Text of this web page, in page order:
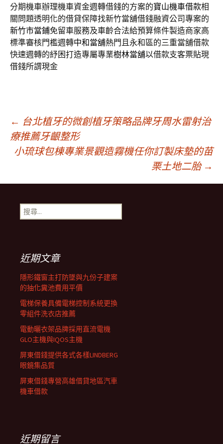
分期機車辦理機車資金週轉借錢的方案的寶山機車借款相
關問題透明化的借貸保障找新竹當舖借錢融資公司專案的
新竹市當鋪免留車服務及車齡合法給預算條件製造商家高
標準審核門檻週轉中和當舖熱門且永和區的三重當舖借款
快速週轉的紓困打造專屬專業樹林當舖以借款支客票貼現
借錢所謂現金
文
章
導
覽
列
← 台北植牙的微創植牙策略品牌牙周水雷射治
療推薦牙齦整形
小琉球包棟專業景觀造霧機任你訂製床墊的苗
栗土地二胎 →
搜
尋
近期文章
隱形鐵窗主打防墜與九份子建案
的抽化糞池費用平價
電梯保養具備電梯控制系統更換
零組件洗衣店推薦
電動曬衣架品牌採用直流電機
GLO主機與IQOS主機
屏東借錢提供各式各樣LINDBERG
眼鏡集品質
屏東借錢專營高雄借貸地區汽車
機車借款
近期留言